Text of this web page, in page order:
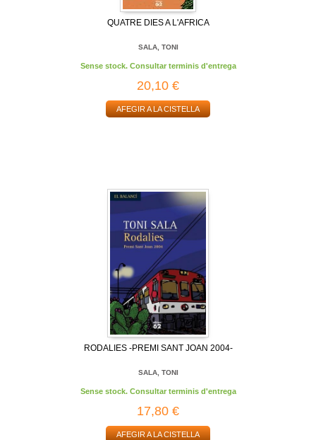
QUATRE DIES A L'AFRICA
SALA, TONI
Sense stock. Consultar terminis d'entrega
20,10 €
AFEGIR A LA CISTELLA
RODALIES -PREMI SANT JOAN 2004-
SALA, TONI
Sense stock. Consultar terminis d'entrega
17,80 €
AFEGIR A LA CISTELLA